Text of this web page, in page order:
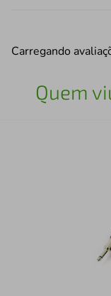
Carregando
Quem